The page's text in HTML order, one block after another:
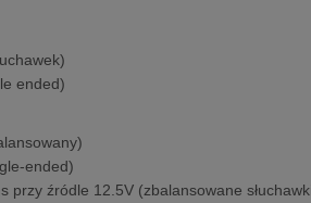
ended)
ended)
przy źródle 12.5V (zbalansowane